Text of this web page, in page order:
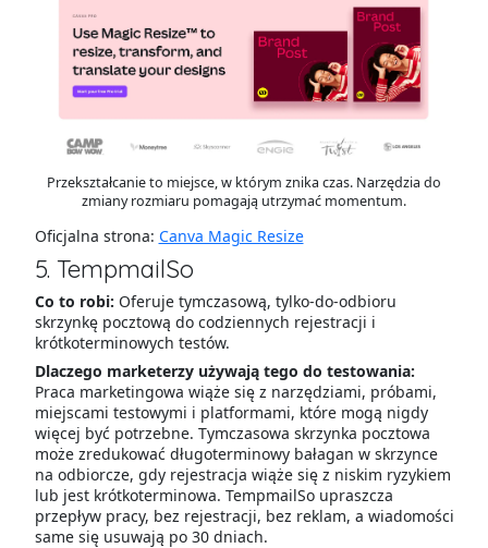
Przekształcanie to miejsce, w którym znika czas. Narzędzia do
zmiany rozmiaru pomagają utrzymać momentum.
Oficjalna strona: Canva Magic Resize
5. TempmailSo
Co to robi: Oferuje tymczasową, tylko-do-odbioru
skrzynkę pocztową do codziennych rejestracji i
krótkoterminowych testów.
Dlaczego marketerzy używają tego do testowania:
Praca marketingowa wiąże się z narzędziami, próbami,
miejscami testowymi i platformami, które mogą nigdy
więcej być potrzebne. Tymczasowa skrzynka pocztowa
może zredukować długoterminowy bałagan w skrzynce
na odbiorcze, gdy rejestracja wiąże się z niskim ryzykiem
lub jest krótkoterminowa. TempmailSo upraszcza
przepływ pracy, bez rejestracji, bez reklam, a wiadomości
same się usuwają po 30 dniach.